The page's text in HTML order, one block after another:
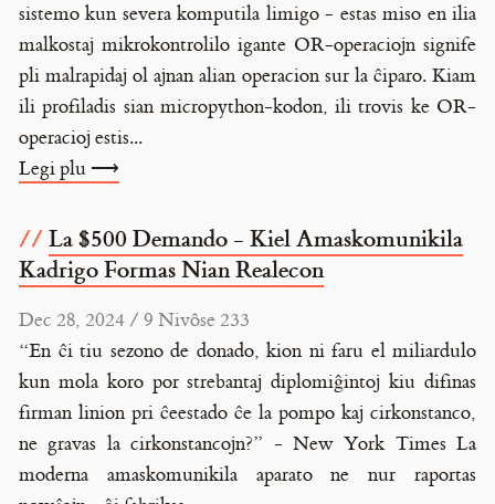
sistemo kun severa komputila limigo - estas miso en ilia
malkostaj mikrokontrolilo igante OR-operaciojn signife
pli malrapidaj ol ajnan alian operacion sur la ĉiparo. Kiam
ili profiladis sian micropython-kodon, ili trovis ke OR-
operacioj estis...
Legi plu ⟶
La $500 Demando - Kiel Amaskomunikila
Kadrigo Formas Nian Realecon
Dec 28, 2024 / 9 Nivôse 233
“En ĉi tiu sezono de donado, kion ni faru el miliardulo
kun mola koro por strebantaj diplomiĝintoj kiu difinas
firman linion pri ĉeestado ĉe la pompo kaj cirkonstanco,
ne gravas la cirkonstancojn?” - New York Times La
moderna amaskomunikila aparato ne nur raportas